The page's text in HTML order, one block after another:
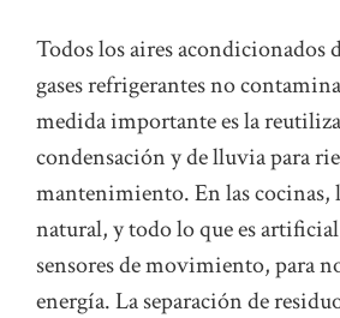
Todos los aires acondicionados
gases refrigerantes no
medida importante es la
condensación y de lluvia para
mantenimiento. En las
natural, y todo lo que es
sensores de movimiento, para
energía. La separación de